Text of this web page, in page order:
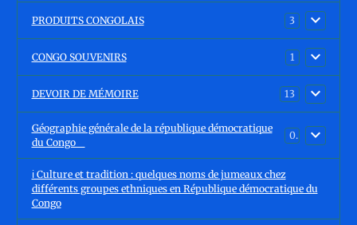
PRODUITS CONGOLAIS 3
CONGO SOUVENIRS 1
DEVOIR DE MÉMOIRE 13
Géographie générale de la république démocratique
du Congo
0
ℹ️ Culture et tradition : quelques noms de jumeaux chez
différents groupes ethniques en République démocratique du
Congo